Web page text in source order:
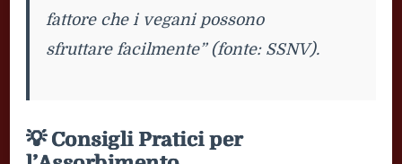
fattore che i vegani possono
sfruttare facilmente” (fonte: SSNV).
💡 Consigli Pratici per